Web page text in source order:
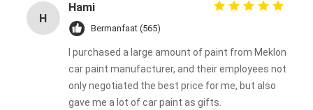
H
Hami
Bermanfaat (565)
I purchased a large amount of paint from Meklon
car paint manufacturer, and their employees not
only negotiated the best price for me, but also
gave me a lot of car paint as gifts.